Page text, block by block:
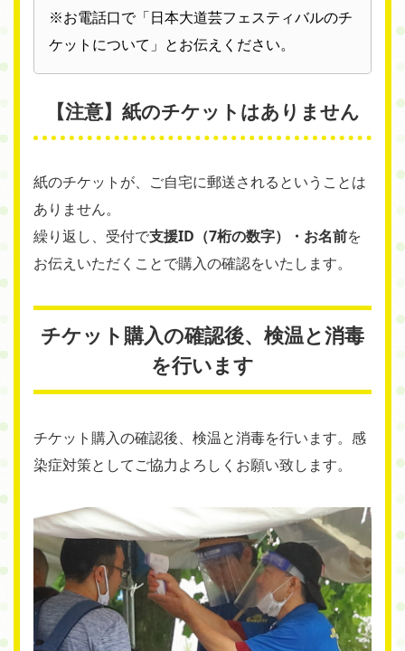
※お電話口で「日本大道芸フェスティバルのチ
ケットについて」とお伝えください。
【注意】紙のチケットはありません
紙のチケットが、ご自宅に郵送されるということは
ありません。
繰り返し、受付で支援ID（7桁の数字）・お名前を
お伝えいただくことで購入の確認をいたします。
チケット購入の確認後、検温と消毒
を行います
チケット購入の確認後、検温と消毒を行います。感
染症対策としてご協力よろしくお願い致します。